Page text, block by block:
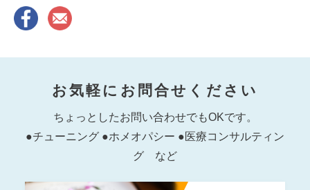
お気軽にお問合せください
ちょっとしたお問い合わせでもOKです。
●チューニング ●ホメオパシー ●医療コンサルティン
グ など